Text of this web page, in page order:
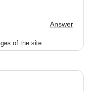
Answer
of the site.